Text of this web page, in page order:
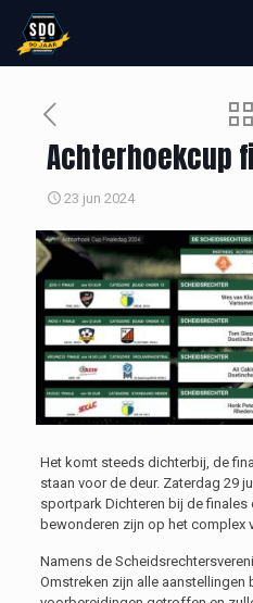
Achterhoekcup
23 jun 2024
Het komt steeds dichterbij, de
staan voor de deur. Zaterdag 29
sportpark Dichteren bij de finales
bewonderen zijn op het complex
Namens de
Omstreken zijn alle